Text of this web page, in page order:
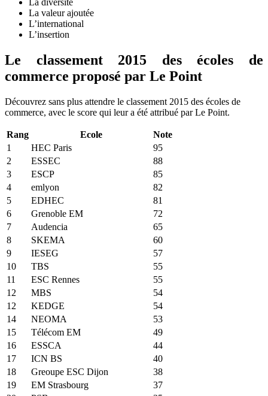
La valeur ajoutée
L’international
L’insertion
Le classement 2015 des écoles de
commerce proposé par Le Point
Découvrez sans plus attendre le classement 2015 des écoles de
commerce, avec le score qui leur a été attribué par Le Point.
Rang Ecole
Note
1
HEC Paris
95
2
ESSEC
88
3
ESCP
85
4
emlyon
82
5
EDHEC
81
6
Grenoble EM
72
7
Audencia
65
8
SKEMA
60
9
IESEG
57
10
TBS
55
11
ESC Rennes
55
12
MBS
54
12
KEDGE
54
14
NEOMA
53
15
Télécom EM
49
16
ESSCA
44
17
ICN BS
40
18
Greoupe ESC Dijon
38
19
EM Strasbourg
37